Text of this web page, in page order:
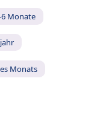
Monate
Monats